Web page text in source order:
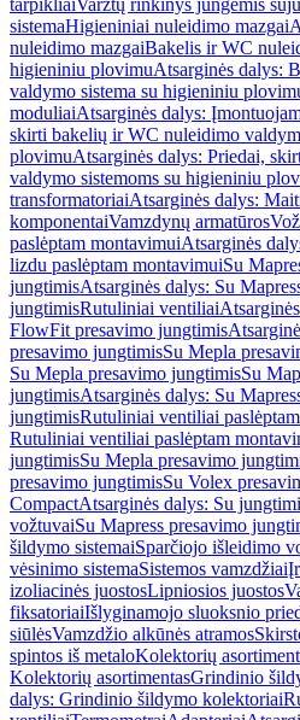
tarpikliaiVaržtų rinkinys jungėmis
sistemaHigieniniai nuleidimo mazgai
nuleidimo mazgaiBakelis ir WC
higieniniu plovimuAtsarginės dalys:
valdymo sistema su higieniniu
moduliaiAtsarginės dalys:
skirti bakelių ir WC nuleidimo
plovimuAtsarginės dalys: Priedai,
valdymo sistemoms su higieniniu
transformatoriaiAtsarginės dalys:
komponentaiVamzdynų armatūros
paslėptam montavimuiAtsarginės
lizdu paslėptam montavimuiSu
jungtimisAtsarginės dalys: Su
jungtimisRutuliniai ventiliai
FlowFit presavimo jungtimis
presavimo jungtimisSu Mepla
Su Mepla presavimo jungtimisSu
jungtimisAtsarginės dalys: Su
jungtimisRutuliniai ventiliai
Rutuliniai ventiliai paslėptam
jungtimisSu Mepla presavimo
presavimo jungtimisSu Volex
CompactAtsarginės dalys: Su
vožtuvaiSu Mapress presavimo
šildymo sistemaiSparčiojo išleidimo
vėsinimo sistemaSistemos vamzdžiai
izoliacinės juostosLipniosios juostos
fiksatoriaiIšlyginamojo sluoksnio
siūlėsVamzdžio alkūnės atramos
spintos iš metaloKolektorių
Kolektorių asortimentasGrindinio
dalys: Grindinio šildymo kolektoriai